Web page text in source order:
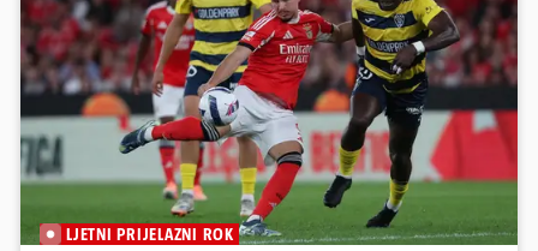
LJETNI PRIJELAZNI ROK